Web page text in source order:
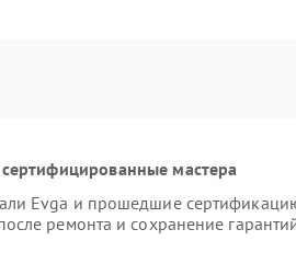
мастера
Evga и прошедшие
ремонта и сохранение